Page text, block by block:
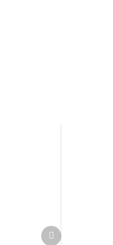
Další
produkt